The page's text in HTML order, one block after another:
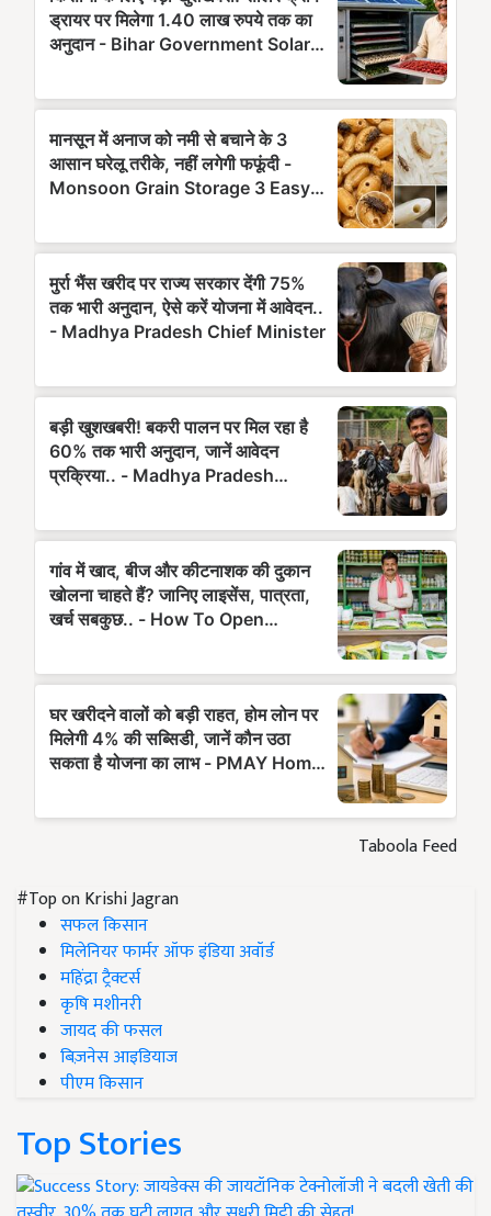
Taboola Feed
#Top on Krishi Jagran
सफल किसान
मिलेनियर फार्मर ऑफ इंडिया अवॉर्ड
महिंद्रा ट्रैक्टर्स
कृषि मशीनरी
जायद की फसल
बिज़नेस आइडियाज
पीएम किसान
Top Stories